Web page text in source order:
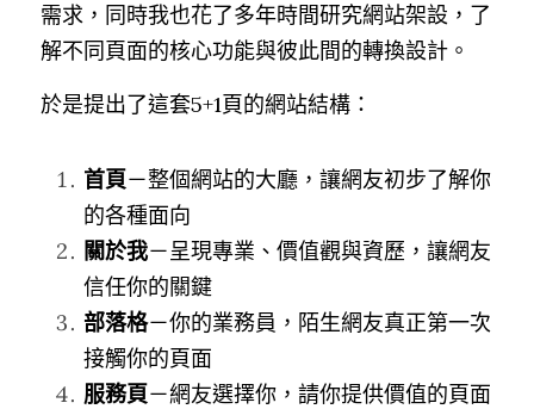
需求，同時我也花了多年時間研究網站架設，了
解不同頁面的核心功能與彼此間的轉換設計。
於是提出了這套5+1頁的網站結構：
首頁－整個網站的大廳，讓網友初步了解你
的各種面向
關於我－呈現專業、價值觀與資歷，讓網友
信任你的關鍵
部落格－你的業務員，陌生網友真正第一次
接觸你的頁面
服務頁－網友選擇你，請你提供價值的頁面